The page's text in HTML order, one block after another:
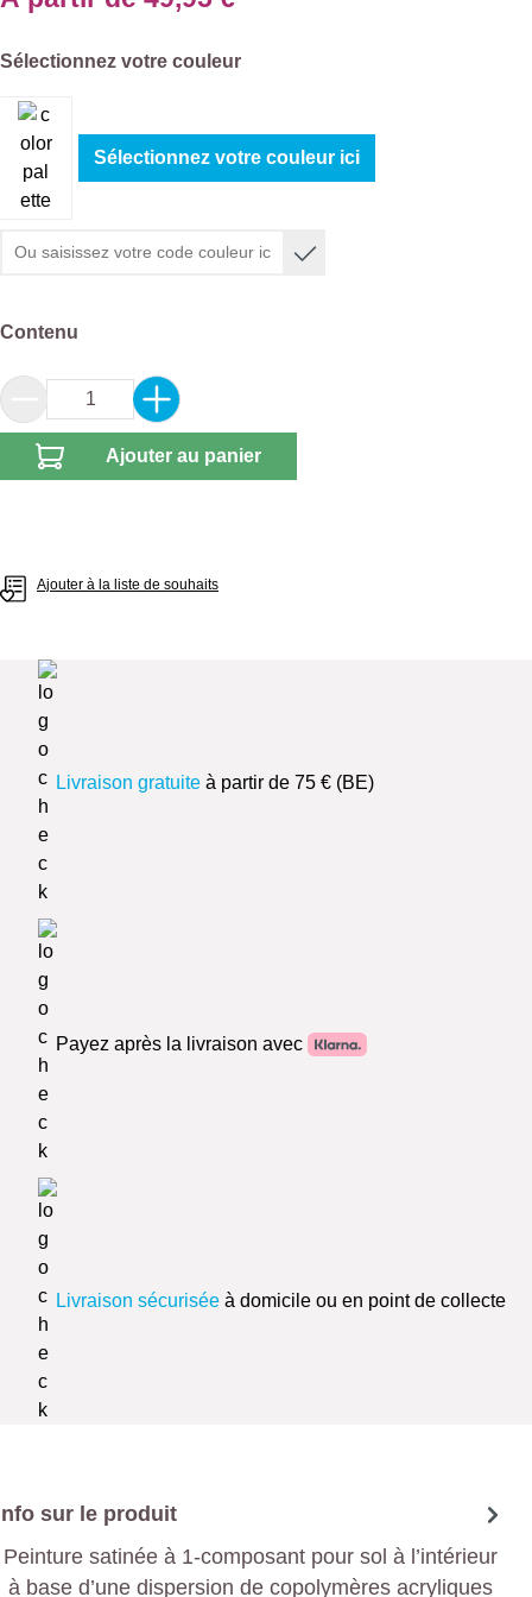
Sélectionnez
Sélectionnez votre couleur
Sélectionnez votre couleur ici
Sélectionnez
Contenu
Quantité de produit : Entrez la quantité
Ajouter au panier
Ajouter à la liste de souhaits
Livraison gratuite à partir de 75 € (BE)
Payez après la livraison avec
Livraison sécurisée à domicile ou en point de collecte
sur le produit
Peinture satinée à 1-composant pour sol à l’intérieur
à base d’une dispersion de copolymères acryliques